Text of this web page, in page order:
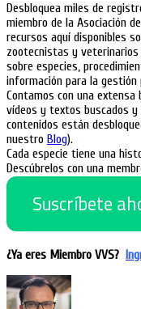
Desbloquea miles de
miembro de la Asociación
recursos aquí disponibles
zootecnistas y veterinarios
sobre especies,
información para la
Contamos con una
vídeos y textos buscados y
contenidos están
nuestro Blog).
Cada especie tiene una
Descúbrelos con una
Suscríbete
¿Ya eres Miembro VVS?